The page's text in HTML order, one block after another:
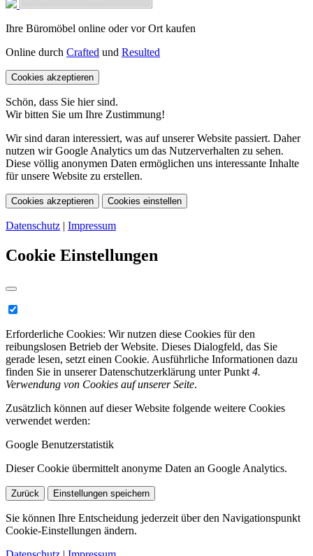
Ihre Büromöbel online oder vor Ort kaufen
Online durch Crafted und Resulted
Cookies akzeptieren
Schön, dass Sie hier sind.
Wir bitten Sie um Ihre Zustimmung!
Wir sind daran interessiert, was auf unserer Website passiert. Daher
nutzen wir Google Analytics um das Nutzerverhalten zu sehen.
Diese völlig anonymen Daten ermöglichen uns interessante Inhalte
für unsere Website zu erstellen.
Cookies akzeptieren Cookies einstellen
Datenschutz | Impressum
Cookie Einstellungen
Erforderliche Cookies: Wir nutzen diese Cookies für den
reibungslosen Betrieb der Website. Dieses Dialogfeld, das Sie
gerade lesen, setzt einen Cookie. Ausführliche Informationen dazu
finden Sie in unserer Datenschutzerklärung unter Punkt 4.
Verwendung von Cookies auf unserer Seite.
Zusätzlich können auf dieser Website folgende weitere Cookies
verwendet werden:
Google Benutzerstatistik
Dieser Cookie übermittelt anonyme Daten an Google Analytics.
Zurück Einstellungen speichern
Sie können Ihre Entscheidung jederzeit über den Navigationspunkt
Cookie-Einstellungen ändern.